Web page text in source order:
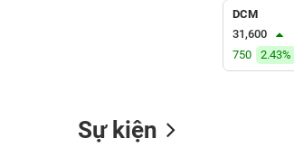
DCM
31,600
750
2.43%
Sự kiện